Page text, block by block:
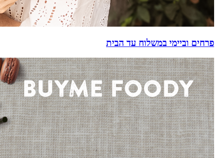
פרחים וביימי במשלוח עד הבית